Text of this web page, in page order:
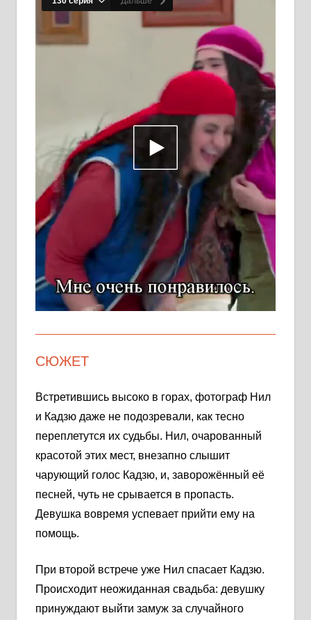
СЮЖЕТ
Встретившись высоко в горах, фотограф Нил
и Кадзю даже не подозревали, как тесно
переплетутся их судьбы. Нил, очарованный
красотой этих мест, внезапно слышит
чарующий голос Кадзю, и, заворожённый её
песней, чуть не срывается в пропасть.
Девушка вовремя успевает прийти ему на
помощь.
При второй встрече уже Нил спасает Кадзю.
Происходит неожиданная свадьба: девушку
принуждают выйти замуж за случайного